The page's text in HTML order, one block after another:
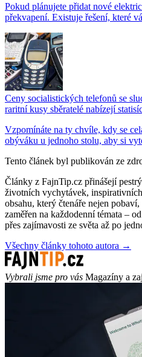
Pokud plánujete přidat nové
překvapení. Existuje řešení, které
Ceny socialistických telefonů se
raritní kusy sběratelé nabízejí
Vzpomínáte na ty chvíle, kdy se
obýváku u jednoho stolu, aby si
Tento článek byl publikován ze
Články z FajnTip.cz přinášejí
životních vychytávek,
obsahu, který čtenáře nejen
zaměřen na každodenní témata –
přes zajímavosti ze světa až po
Všechny články tohoto autora →
Vybrali jsme pro vás Magazíny a